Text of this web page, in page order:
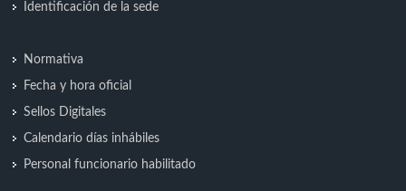
Identificación de la sede
Normativa
Fecha y hora oficial
Sellos Digitales
Calendario días inhábiles
Personal funcionario habilitado